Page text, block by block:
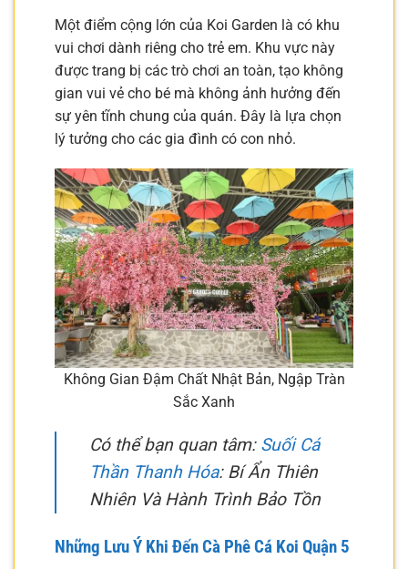
Một điểm cộng lớn của Koi Garden là có khu
vui chơi dành riêng cho trẻ em. Khu vực này
được trang bị các trò chơi an toàn, tạo không
gian vui vẻ cho bé mà không ảnh hưởng đến
sự yên tĩnh chung của quán. Đây là lựa chọn
lý tưởng cho các gia đình có con nhỏ.
Không Gian Đậm Chất Nhật Bản, Ngập Tràn
Sắc Xanh
Có thể bạn quan tâm: Suối Cá
Thần Thanh Hóa: Bí Ẩn Thiên
Nhiên Và Hành Trình Bảo Tồn
Những Lưu Ý Khi Đến Cà Phê Cá Koi Quận 5